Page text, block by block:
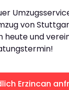
von
heute und
Erzincan